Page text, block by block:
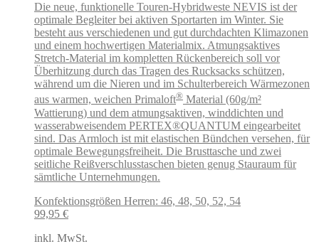
Die neue, funktionelle Touren-Hybridweste NEVIS ist der
optimale Begleiter bei aktiven Sportarten im Winter. Sie
besteht aus verschiedenen und gut durchdachten Klimazonen
und einem hochwertigen Materialmix. Atmungsaktives
Stretch-Material im kompletten Rückenbereich soll vor
Überhitzung durch das Tragen des Rucksacks schützen,
während um die Nieren und im Schulterbereich Wärmezonen
aus warmen, weichen Primaloft® Material (60g/m²
Wattierung) und dem atmungsaktiven, winddichten und
wasserabweisendem PERTEX®QUANTUM eingearbeitet
sind. Das Armloch ist mit elastischen Bündchen versehen, für
optimale Bewegungsfreiheit. Die Brusttasche und zwei
seitliche Reißverschlusstaschen bieten genug Stauraum für
sämtliche Unternehmungen.
Konfektionsgrößen Herren: 46, 48, 50, 52, 54
99,95 €
inkl. MwSt.